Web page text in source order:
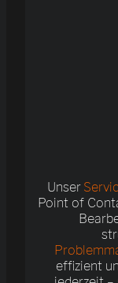
Unser
Point of
effizient